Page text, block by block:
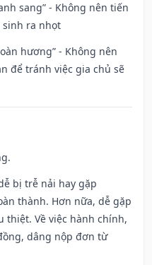
sang” - Không nên tiến
sinh ra nhọt
hương” - Không nên
để tránh việc gia chủ sẽ
bị trễ nải hay gặp
thành. Hơn nữa, dễ gặp
thiệt. Về việc hành chính,
dâng nộp đơn từ